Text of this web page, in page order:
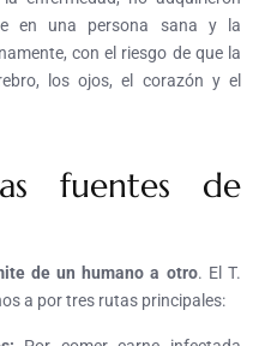
en una persona sana y la
con el riesgo de que la
los ojos, el corazón y el
fuentes de
de un humano a otro. El T.
a por tres rutas principales: